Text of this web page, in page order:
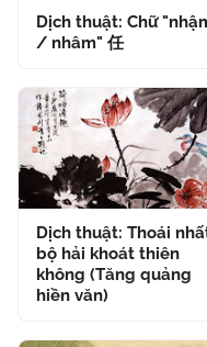
Dịch thuật: Chữ
/ nhâm" 任
Dịch thuật: Thoái
bộ hải khoát thiên
không (Tăng quảng
hiền văn)